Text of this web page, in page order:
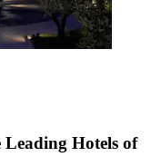
Hotels of